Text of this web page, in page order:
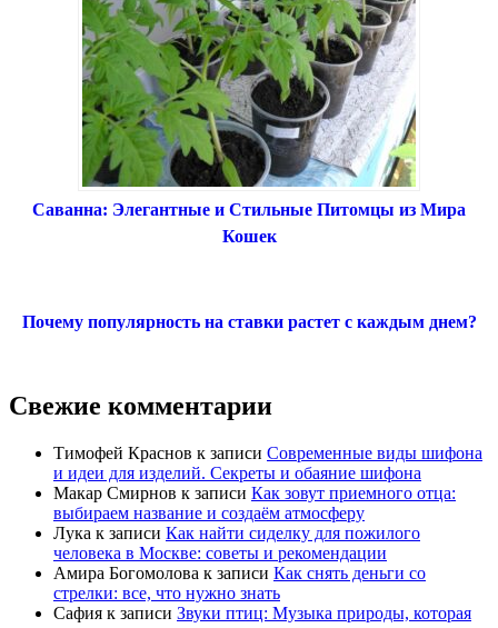
Саванна: Элегантные и Стильные Питомцы из Мира
Кошек
Почему популярность на ставки растет с каждым днем?
Свежие комментарии
Тимофей Краснов к записи Современные виды шифона
и идеи для изделий. Секреты и обаяние шифона
Макар Смирнов к записи Как зовут приемного отца:
выбираем название и создаём атмосферу
Лука к записи Как найти сиделку для пожилого
человека в Москве: советы и рекомендации
Амира Богомолова к записи Как снять деньги со
стрелки: все, что нужно знать
Сафия к записи Звуки птиц: Музыка природы, которая